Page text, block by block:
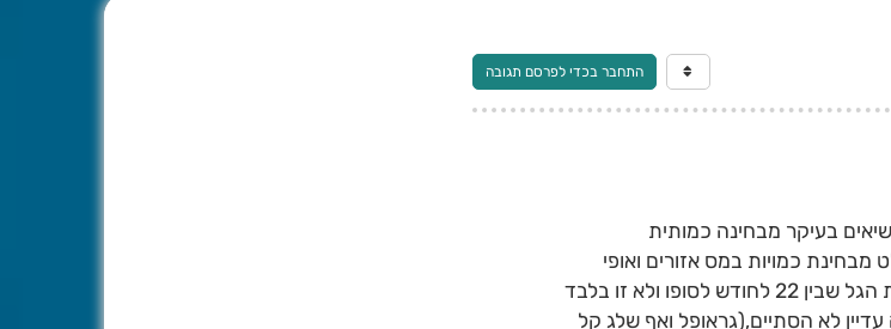
התחבר בכדי לפרסם תגובה
בעיקר מבחינה כמותית
כמויות במס אזורים ואופי
המערכת בהחלט יש ככל הניראה.בתחזית החודשית הזכרנו את הגל שבין 22 לחודש לסופו ולא זו בלבד
לא הסתיים,(גראופל ואף שלג קל